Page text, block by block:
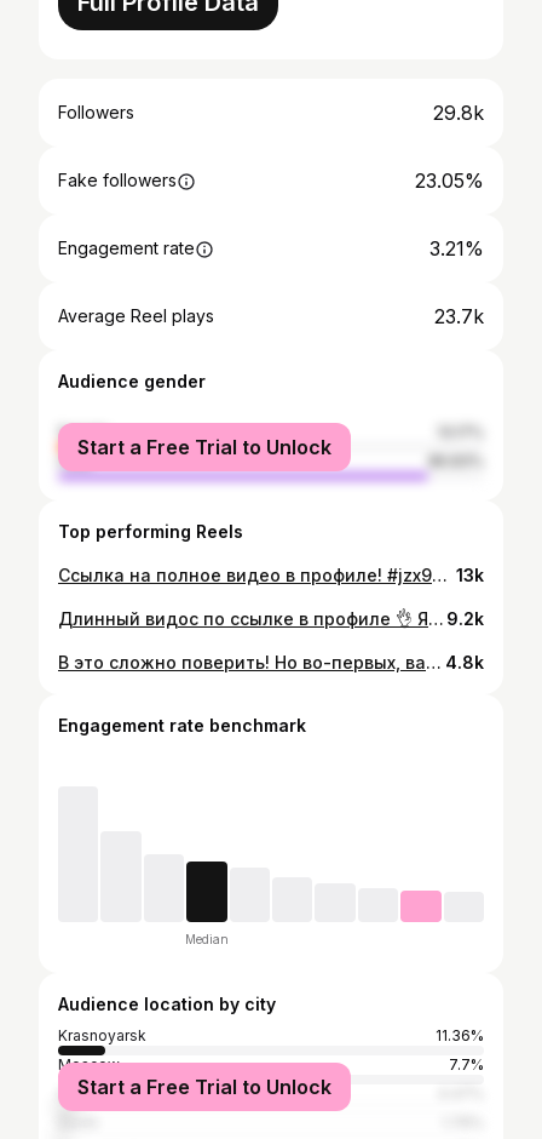
Followers 29.8k
Fake followers 23.05%
Engagement rate 3.21%
Average Reel plays 23.7k
Audience gender
female
male
Start a Free Trial to Unlock
Top performing Reels
Ссылка на полное видео в профиле! #jzx90 #jzx100 #r33 #s15 #2jzgte #sr20det #jdm #lowcars 13k
Длинный видос по ссылке в профиле 👌 Я давно мечтал вернуться к пикапу, и это произошло! Осталась самая малость: вернуть этого титана к жизни) Присоединяйтесь, будет интересно! #авто #тюнинг #гараж #ремонтавтомобилей #перекуп 9.2k
В это сложно поверить! Но во-первых, вам не показалось, это реально ОНА! А во-вторых, на ней может прокатиться каждый 🤟 спасибо @forward_drift_taxi 🙌 #drift #drifttaxi #s15 #silvia #jdm #driftlegend #дрифт #240sx #silvias15 4.8k
Engagement rate benchmark
Median
Audience location by city
Krasnoyarsk
11.36%
Moscow
7.7%
Saint Petersburg
Start a Free Trial to Unlock